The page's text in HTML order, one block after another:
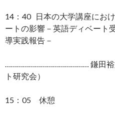
14：40 日本の大学講座にお
ートの影響－英語ディベート
導実践報告－
…………………………………… 鎌田裕
ト研究会）
15：05 休憩